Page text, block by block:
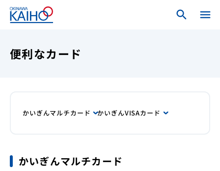
search menu
ホーム
search close
ログインメニュー
海邦銀行について
便利なカード
かいぎんマルチカード かいぎんVISAカード
かいぎんマルチカード